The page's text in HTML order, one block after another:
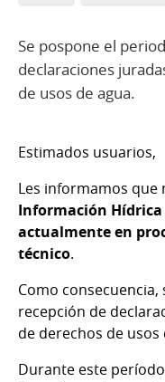
Se pospone el
declaraciones
de usos de agua.
Estimados usuarios,
Les informamos que
Información Hídrica
actualmente en
técnico.
Como
recepción de
de derechos de usos
Durante este